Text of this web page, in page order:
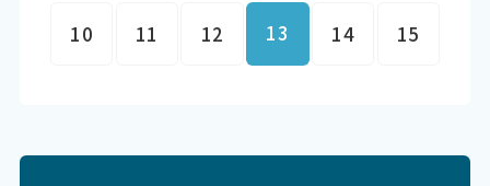
10 11 12 13 14 15